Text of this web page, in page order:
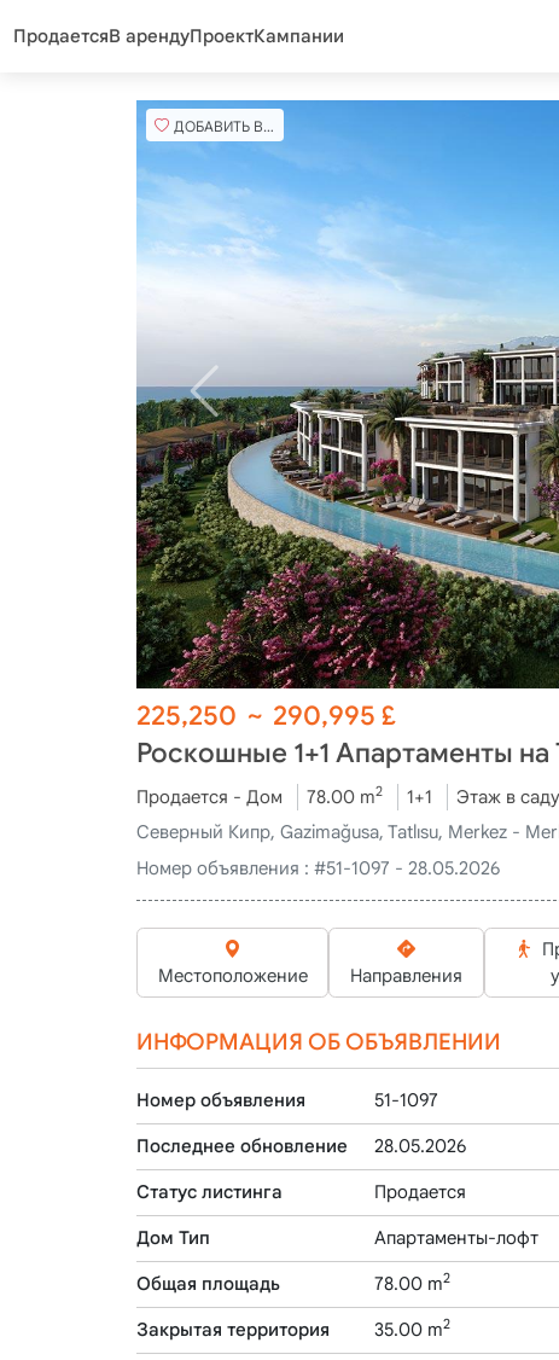
ПродаетсяВ арендуПроектКампании
ДОБАВИТЬ В ИЗБРАННОЕ
225,250 ~ 290,995 £
Роскошные 1+1 Апартаменты
Продается - Дом 78.00 m2 1+1
Этаж в саду
Северный Кипр, Gazimağusa, Tatlısu, Merkez -
Номер объявления : #51-1097 - 28.05.2026
Местоположение Направления
ИНФОРМАЦИЯ ОБ ОБЪЯВЛЕНИИ
Номер объявления 51-1097
Последнее обновление 28.05.2026
Статус листинга Продается
Дом Тип Апартаменты-лофт
Общая площадь 78.00 m2
Закрытая территория 35.00 m2